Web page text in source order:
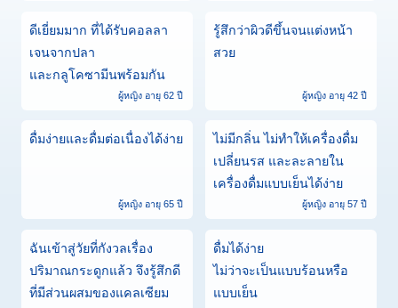
ดีเยี่ยมมาก ที่ได้รับคอลลา
เจนจากปลา
และกลูโคซามีนพร้อมกัน
ผู้หญิง อายุ 62 ปี
รู้สึกว่าผิวดีขึ้นจนแต่งหน้า
สวย
ผู้หญิง อายุ 42 ปี
ดื่มง่ายและดื่มต่อเนื่องได้ง่าย
ผู้หญิง อายุ 65 ปี
ไม่มีกลิ่น ไม่ทำให้เครื่องดื่ม
เปลี่ยนรส และละลายใน
เครื่องดื่มแบบเย็นได้ง่าย
ผู้หญิง อายุ 57 ปี
ฉันเข้าสู่วัยที่กังวลเรื่อง
ปริมาณกระดูกแล้ว จึงรู้สึกดี
ที่มีส่วนผสมของแคลเซียม
ดื่มได้ง่าย
ไม่ว่าจะเป็นแบบร้อนหรือ
แบบเย็น